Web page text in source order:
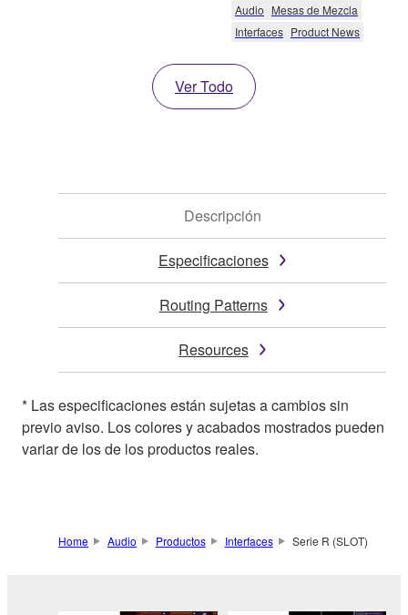
Audio Mesas de Mezcla
Interfaces Product News
Ver Todo
Descripción
Especificaciones
Routing Patterns
Resources
* Las especificaciones están sujetas a cambios sin
previo aviso. Los colores y acabados mostrados pueden
variar de los de los productos reales.
Home Audio Productos Interfaces Serie R (SLOT)